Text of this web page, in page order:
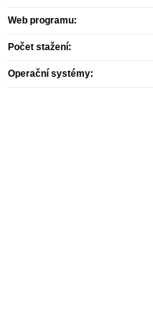
Web programu:
Počet stažení:
Operační systémy: